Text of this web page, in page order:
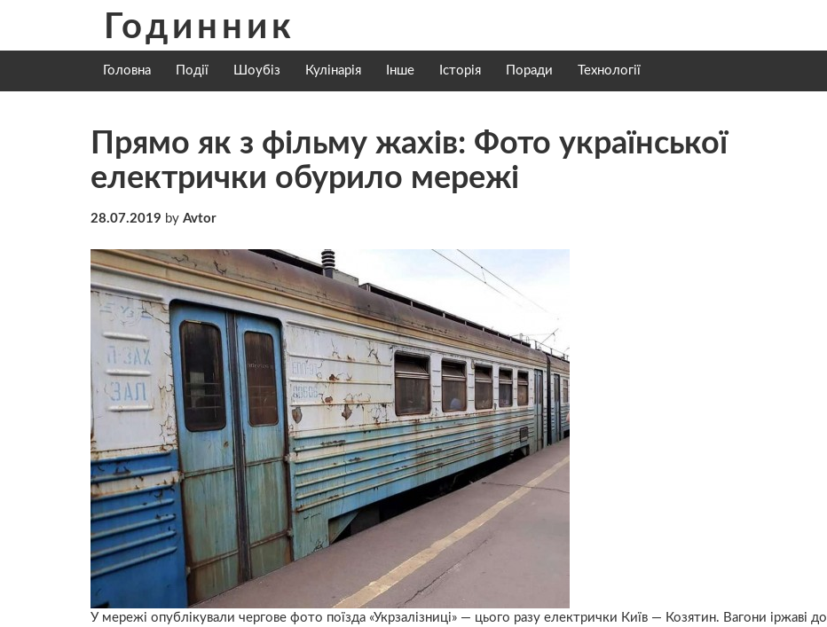
content
Годинник
Головна Події Шоубіз Кулінарія Інше Історія Поради Технології
Прямо як з фільму жахів: Фото української
електрички обурило мережі
28.07.2019 by Avtor
У мережі опублікували чергове фото поїзда «Укрзалізниці» — цього разу електрички Київ — Козятин. Вагони іржаві до